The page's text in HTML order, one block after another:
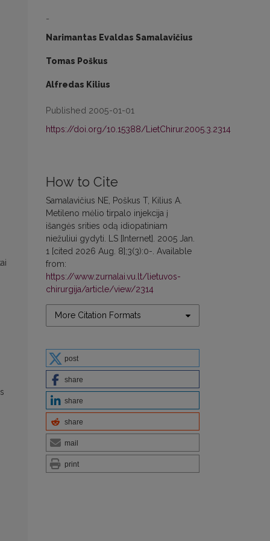
-
Narimantas Evaldas Samalavičius
Tomas Poškus
Alfredas Kilius
Published 2005-01-01
https://doi.org/10.15388/LietChirur.2005.3.2314
How to Cite
Samalavičius NE, Poškus T, Kilius A.
Metileno mėlio tirpalo injekcija į
išangės srities odą idiopatiniam
niežuliui gydyti. LS [Internet]. 2005 Jan.
1 [cited 2026 Aug. 8];3(3):0-. Available
from:
https://www.zurnalai.vu.lt/lietuvos-
chirurgija/article/view/2314
More Citation Formats
post
share
share
share
mail
print